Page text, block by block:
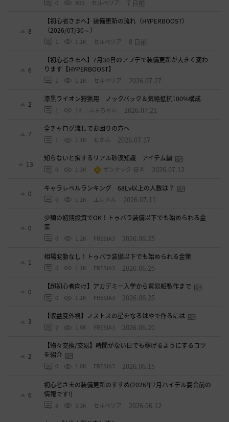
0 803 セルベリア 7 日前
8
【初心者さまへ】装備更新の流れ（HYPERBOOST）
（2026/07/30～）
1 1.1K セルベリア 8 日前
6
【初心者さまへ】7月30日のアプデで装備更新が大きく変わ
ります【HYPERBOOST】
1 1.1K セルベリア 2026.07.27
2
漆黒ライオン狩猟用 ノックバック＆気絶抵抗100%構成
1 1K ふぁちゃん 2026.07.21
7
全チャログ流しでお困りの方へ
1 1.1K もかふ 2026.07.17
13
知らないと損するリアル砂漠知識 アイテム編
0 1.3K ザンナック-日本 2026.07.12
0
キャラレベルランキング 68Lv以上の人数は？
0 1.1K エレメル 2026.07.11
0
少額の初期投資でOK！トゥバラ装備以下でも始められる金
策
0 1.2K FRESIA3 2026.06.25
1
相場変動なし！トゥバラ装備以下でも始められる金策
0 1.1K FRESIA3 2026.06.25
0
【超初心者向け】アカデミー入学から貿易船製作まで
0 1.1K FRESIA3 2026.06.25
3
【収益度外視】ノストスの星をなるはやで作るには
2 1.8K FRESIA3 2026.06.20
2
【物々交換/交易】時間がない日でも稼げるようにするコツ
を紹介
0 1.6K FRESIA3 2026.06.15
6
初心者さまの装備更新のすすめ(2026年7月ハイデル宴会前の
情報です!)
8 3.3K セルベリア 2026.06.12